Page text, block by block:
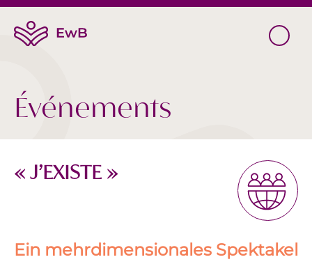
Événements
« J’EXISTE »
Ein mehrdimensionales Spektakel